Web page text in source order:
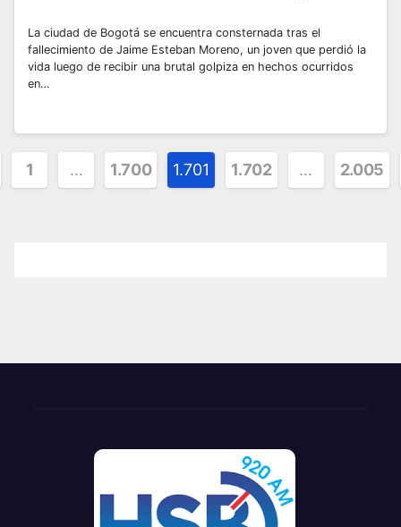
La ciudad de Bogotá se encuentra consternada tras el
fallecimiento de Jaime Esteban Moreno, un joven que perdió la
vida luego de recibir una brutal golpiza en hechos ocurridos
en…
1 … 1.700 1.701 1.702 … 2.005